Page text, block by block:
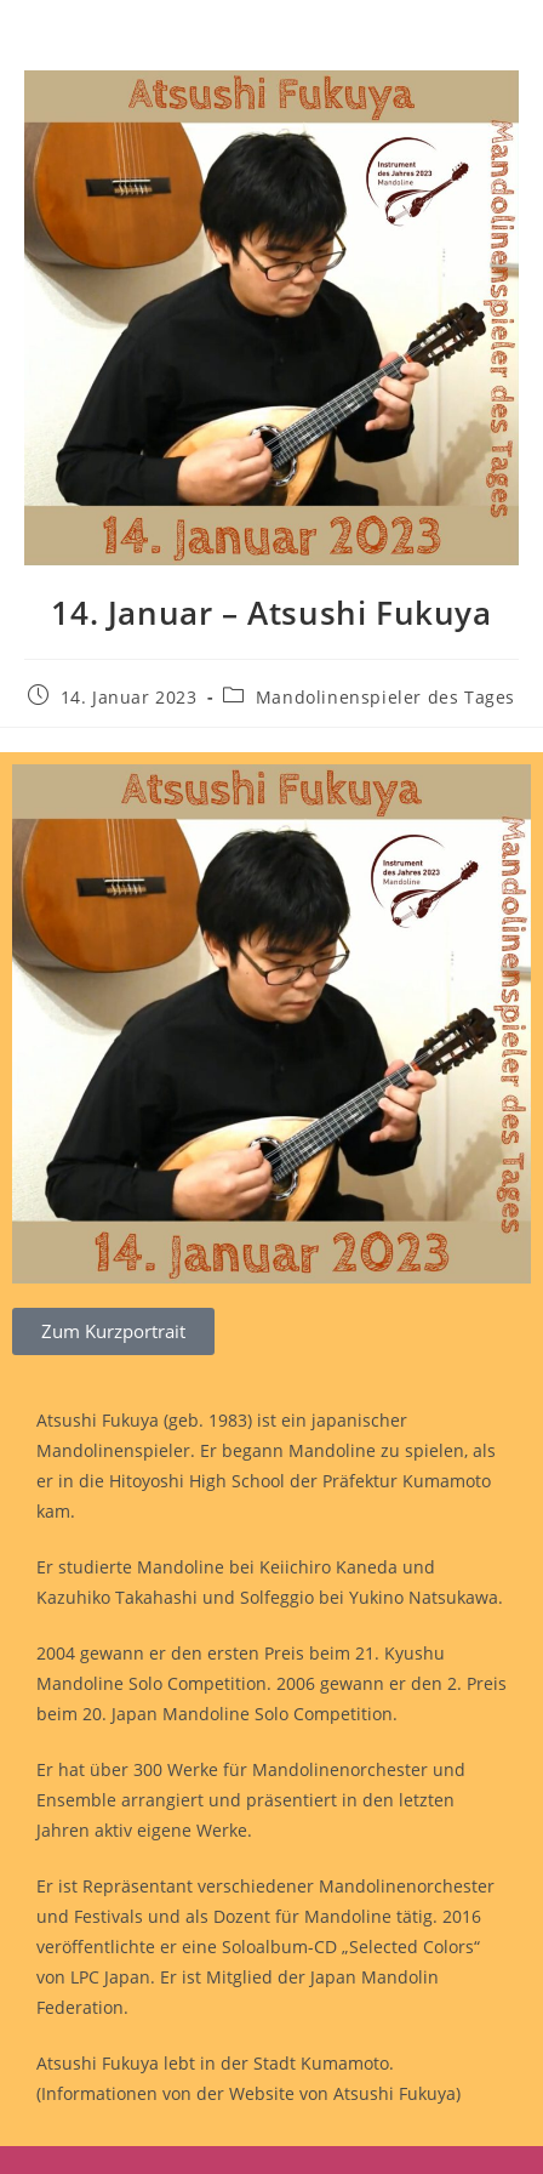
14. Januar – Atsushi Fukuya
14. Januar 2023 Mandolinenspieler des Tages
Zum Kurzportrait
Atsushi Fukuya (geb. 1983) ist ein japanischer
Mandolinenspieler. Er begann Mandoline zu spielen, als
er in die Hitoyoshi High School der Präfektur Kumamoto
kam.
Er studierte Mandoline bei Keiichiro Kaneda und
Kazuhiko Takahashi und Solfeggio bei Yukino Natsukawa.
2004 gewann er den ersten Preis beim 21. Kyushu
Mandoline Solo Competition. 2006 gewann er den 2. Preis
beim 20. Japan Mandoline Solo Competition.
Er hat über 300 Werke für Mandolinenorchester und
Ensemble arrangiert und präsentiert in den letzten
Jahren aktiv eigene Werke.
Er ist Repräsentant verschiedener Mandolinenorchester
und Festivals und als Dozent für Mandoline tätig. 2016
veröffentlichte er eine Soloalbum-CD „Selected Colors“
von LPC Japan. Er ist Mitglied der Japan Mandolin
Federation.
Atsushi Fukuya lebt in der Stadt Kumamoto.
(Informationen von der Website von Atsushi Fukuya)